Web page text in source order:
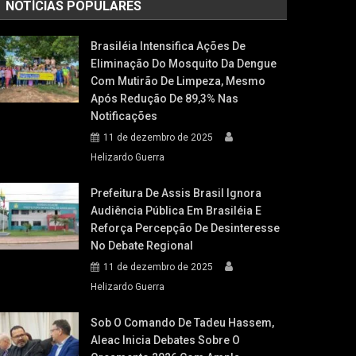
NOTÍCIAS POPULARES
Brasiléia Intensifica Ações De
Eliminação Do Mosquito Da Dengue
Com Mutirão De Limpeza, Mesmo
Após Redução De 89,3% Nas
Notificações
11 de dezembro de 2025
Helizardo Guerra
Prefeitura De Assis Brasil Ignora
Audiência Pública Em Brasiléia E
Reforça Percepção De Desinteresse
No Debate Regional
11 de dezembro de 2025
Helizardo Guerra
Sob O Comando De Tadeu Hassem,
Aleac Inicia Debates Sobre O